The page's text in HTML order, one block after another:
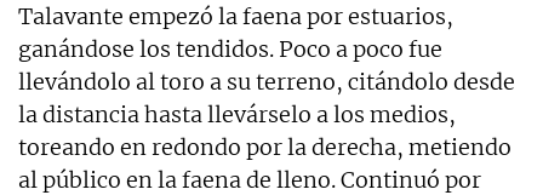
Talavante empezó la faena por estuarios,
ganándose los tendidos. Poco a poco fue
llevándolo al toro a su terreno, citándolo desde
la distancia hasta llevárselo a los medios,
toreando en redondo por la derecha, metiendo
al público en la faena de lleno. Continuó por